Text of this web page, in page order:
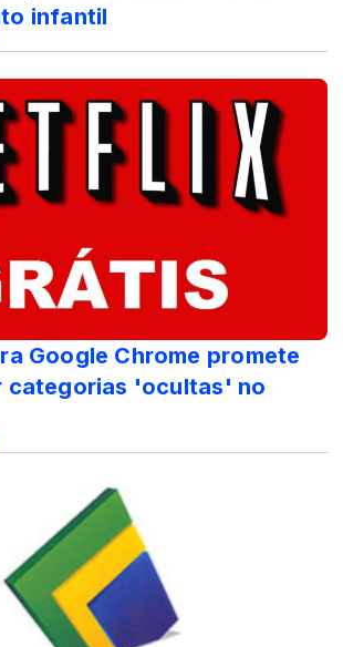
infantil
Google Chrome promete
categorias 'ocultas' no